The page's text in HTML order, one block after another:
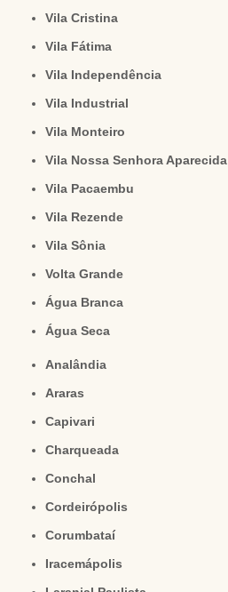
Vila Cristina
Vila Fátima
Vila Independência
Vila Industrial
Vila Monteiro
Vila Nossa Senhora Aparecida
Vila Pacaembu
Vila Rezende
Vila Sônia
Volta Grande
Água Branca
Água Seca
Analândia
Araras
Capivari
Charqueada
Conchal
Cordeirópolis
Corumbataí
Iracemápolis